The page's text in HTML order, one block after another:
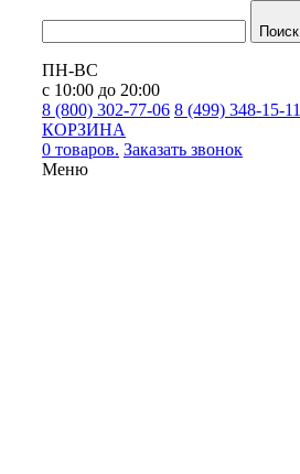
Поиск
ПН-ВС
с 10:00 до 20:00
8 (800) 302-77-06 8 (499) 348-15-11
КОРЗИНА
0 товаров. Заказать звонок
Меню